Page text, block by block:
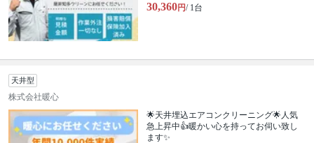
30,360円/ 1台
天井型
株式会社暖心
🌟天井埋込エアコンクリーニング🌟人気
急上昇中👍暖かい心を持ってお伺い致し
ます✨